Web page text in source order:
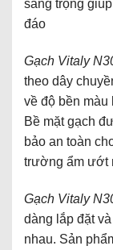
sang trọng
đáo
Gạch Vitaly
theo dây
về độ bền màu
Bề mặt gạch
bảo an toàn
trường ẩm ướt
Gạch Vitaly
dàng lắp đặt
nhau. Sản